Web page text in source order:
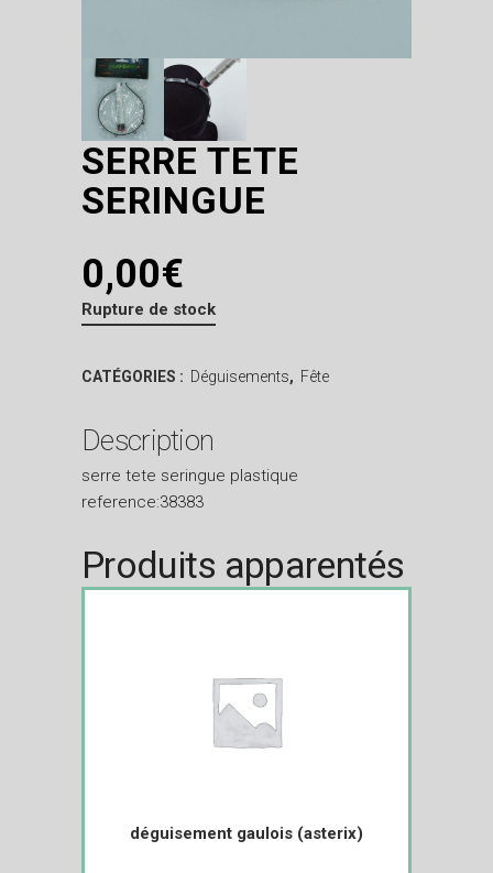
SERRE TETE
SERINGUE
0,00€
Rupture de stock
CATÉGORIES : Déguisements, Fête
Description
serre tete seringue plastique
reference:38383
Produits apparentés
déguisement gaulois (asterix)